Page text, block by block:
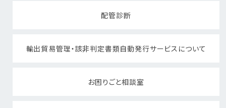
配管診断
輸出貿易管理・該非判定書類自動発行サービスについて
お困りごと相談室